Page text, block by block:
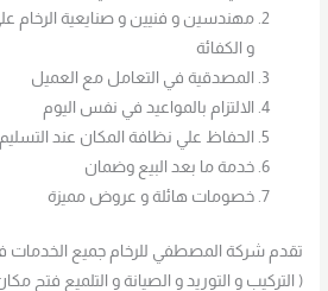
مهندسين و فنيين و صنايعية الرخام
و الكفائة
المصدقية في التعامل مع العميل
الالتزام بالمواعيد في نفس اليوم
الحفاظ علي نظافة المكان عند التسليم
خدمة ما بعد البيع وضمان
خصومات هائلة و عروض مميزة
تقدم شركة المصطفي للرخام جميع الخدمات
( التركيب و التوريد و الصيانة و التلميع فتح